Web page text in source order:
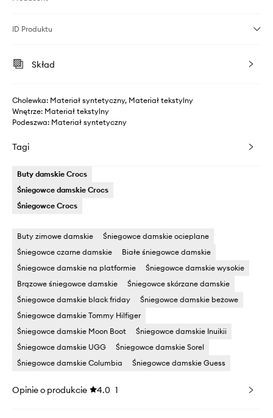
ID Produktu
Skład
Cholewka: Materiał syntetyczny, Materiał tekstylny
Wnętrze: Materiał tekstylny
Podeszwa: Materiał syntetyczny
Tagi
Buty damskie Crocs
Śniegowce damskie Crocs
Śniegowce Crocs
Buty zimowe damskie
Śniegowce damskie ocieplane
Śniegowce czarne damskie
Białe śniegowce damskie
Śniegowce damskie na platformie
Śniegowce damskie wysokie
Brązowe śniegowce damskie
Śniegowce skórzane damskie
Śniegowce damskie black friday
Śniegowce damskie beżowe
Śniegowce damskie Tommy Hilfiger
Śniegowce damskie Moon Boot
Śniegowce damskie Inuikii
Śniegowce damskie UGG
Śniegowce damskie Sorel
Śniegowce damskie Columbia
Śniegowce damskie Guess
Opinie o produkcie 4.0 1